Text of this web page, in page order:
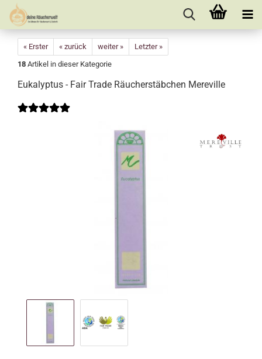
« Erster « zurück weiter »
Letzter »
18 Artikel in dieser Kategorie
Eukalyptus - Fair Trade Räucherstäbchen Mereville